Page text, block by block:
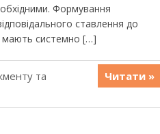
Формування
ставлення до
мають системно […]
та
Читати »